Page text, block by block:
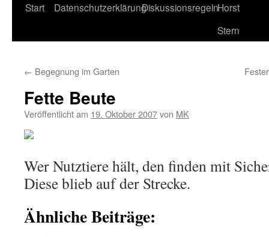
Start DatenschutzerklärungDiskussionsregelnHorst
Stern
← Begegnung im Garten
Fette Beute
Veröffentlicht am 19. Oktober 2007von MK
Wer Nutztiere hält, den finden mit
Diese blieb auf der Strecke.
Ähnliche Beiträge: